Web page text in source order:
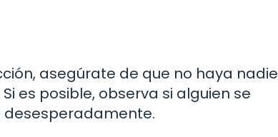
asegúrate de que no haya nadie
es posible, observa si alguien se